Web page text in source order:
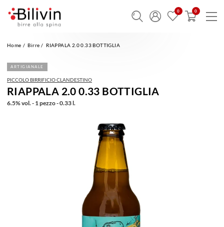
Home Birre RIAPPALA 2.0 0.33 BOTTIGLIA
ARTIGIANALE
PICCOLO BIRRIFICIO CLANDESTINO
RIAPPALA 2.0 0.33 BOTTIGLIA
6.5% vol. - 1 pezzo - 0.33 l.